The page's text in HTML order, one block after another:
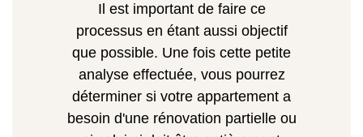
Il est important de faire ce
processus en étant aussi objectif
que possible. Une fois cette petite
analyse effectuée, vous pourrez
déterminer si votre appartement a
besoin d'une rénovation partielle ou